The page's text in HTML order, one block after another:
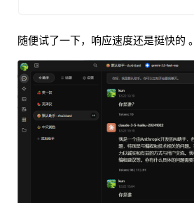
随便试了一下，响应速度还是挺快的 。